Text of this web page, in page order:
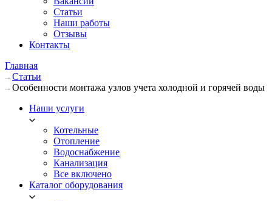
Статьи
Наши работы
Отзывы
Контакты
Главная
Статьи
Особенности монтажа узлов учета холодной и горячей воды
Наши услуги
Котельные
Отопление
Водоснабжение
Канализация
Все включено
Каталог оборудования